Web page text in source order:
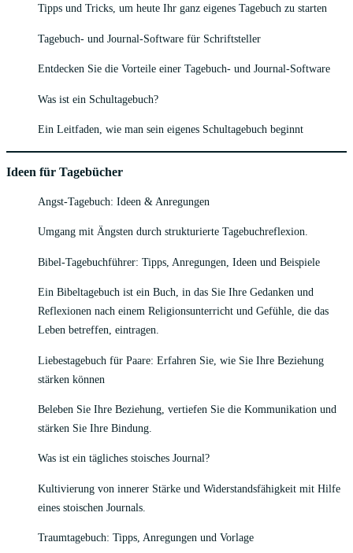
Tipps und Tricks, um heute Ihr ganz eigenes Tagebuch zu starten
Tagebuch- und Journal-Software für Schriftsteller
Entdecken Sie die Vorteile einer Tagebuch- und Journal-Software
Was ist ein Schultagebuch?
Ein Leitfaden, wie man sein eigenes Schultagebuch beginnt
Ideen für Tagebücher
Angst-Tagebuch: Ideen & Anregungen
Umgang mit Ängsten durch strukturierte Tagebuchreflexion.
Bibel-Tagebuchführer: Tipps, Anregungen, Ideen und Beispiele
Ein Bibeltagebuch ist ein Buch, in das Sie Ihre Gedanken und
Reflexionen nach einem Religionsunterricht und Gefühle, die das
Leben betreffen, eintragen.
Liebestagebuch für Paare: Erfahren Sie, wie Sie Ihre Beziehung
stärken können
Beleben Sie Ihre Beziehung, vertiefen Sie die Kommunikation und
stärken Sie Ihre Bindung.
Was ist ein tägliches stoisches Journal?
Kultivierung von innerer Stärke und Widerstandsfähigkeit mit Hilfe
eines stoischen Journals.
Traumtagebuch: Tipps, Anregungen und Vorlage